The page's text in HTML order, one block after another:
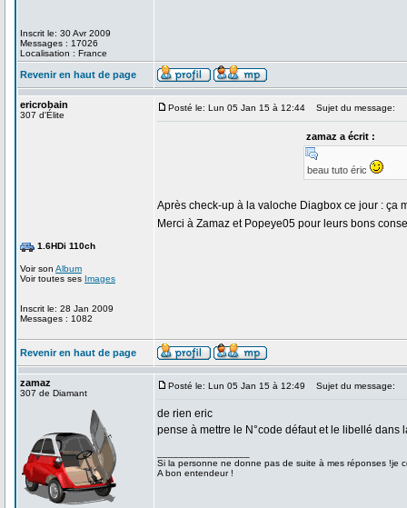
Inscrit le: 30 Avr 2009
Messages : 17026
Localisation : France
Revenir en haut de page
ericrobain
307 d'Élite
1.6HDi 110ch
Voir son Album
Voir toutes ses Images
Inscrit le: 28 Jan 2009
Messages : 1082
Posté le: Lun 05 Jan 15 à 12:44 Sujet du message:
zamaz a écrit :
beau tuto éric
Après check-up à la valoche Diagbox ce jour : ça
Merci à Zamaz et Popeye05 pour leurs bons
Revenir en haut de page
zamaz
307 de Diamant
Posté le: Lun 05 Jan 15 à 12:49 Sujet du message:
de rien eric
pense à mettre le N°code défaut et le libellé dans
Si la personne ne donne pas de suite à mes réponses !je
A bon entendeur !